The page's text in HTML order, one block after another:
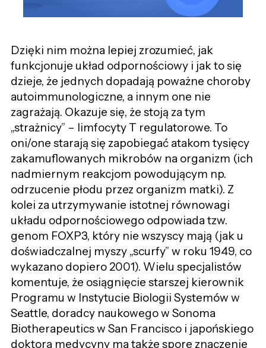
Dzięki nim można lepiej zrozumieć, jak
funkcjonuje układ odpornościowy i jak to się
dzieje, że jednych dopadają poważne choroby
autoimmunologiczne, a innym one nie
zagrażają. Okazuje się, że stoją za tym
„strażnicy” – limfocyty T regulatorowe. To
oni/one starają się zapobiegać atakom tysięcy
zakamuflowanych mikrobów na organizm (ich
nadmiernym reakcjom powodującym np.
odrzucenie płodu przez organizm matki). Z
kolei za utrzymywanie istotnej równowagi
układu odpornościowego odpowiada tzw.
genom FOXP3, który nie wszyscy mają (jak u
doświadczalnej myszy „scurfy” w roku 1949, co
wykazano dopiero 2001). Wielu specjalistów
komentuje, że osiągnięcie starszej kierownik
Programu w Instytucie Biologii Systemów w
Seattle, doradcy naukowego w Sonoma
Biotherapeutics w San Francisco i japońskiego
doktora medycyny ma także spore znaczenie